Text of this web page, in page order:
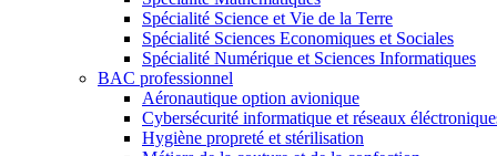
Spécialité Science et Vie de la Terre
Spécialité Sciences Economiques et Sociales
Spécialité Numérique et Sciences Informatiques
BAC professionnel
Aéronautique option avionique
Cybersécurité informatique et réseaux
Hygiène propreté et stérilisation